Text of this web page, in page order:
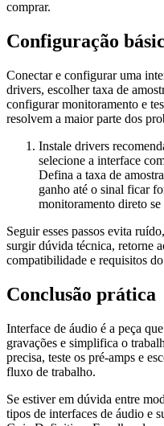
comprar.
Configuração
Conectar e configurar uma
drivers, escolher taxa de
configurar monitoramento e
resolvem a maior parte dos
Instale drivers
selecione a interface
Defina a taxa de
ganho até o sinal ficar
monitoramento direto
Seguir esses passos evita
surgir dúvida técnica, retorne
compatibilidade e requisitos do
Conclusão prática
Interface de áudio é a peça
gravações e simplifica o
precisa, teste os pré‑amps e
fluxo de trabalho.
Se estiver em dúvida entre
tipos de interfaces de áudio e